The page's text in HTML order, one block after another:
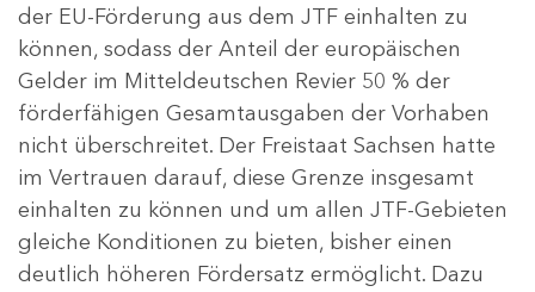
der EU-Förderung aus dem JTF einhalten zu
können, sodass der Anteil der europäischen
Gelder im Mitteldeutschen Revier 50 % der
förderfähigen Gesamtausgaben der Vorhaben
nicht überschreitet. Der Freistaat Sachsen hatte
im Vertrauen darauf, diese Grenze insgesamt
einhalten zu können und um allen JTF-Gebieten
gleiche Konditionen zu bieten, bisher einen
deutlich höheren Fördersatz ermöglicht. Dazu